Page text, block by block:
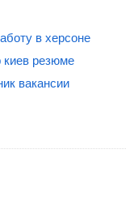
в херсоне
киев резюме
вакансии